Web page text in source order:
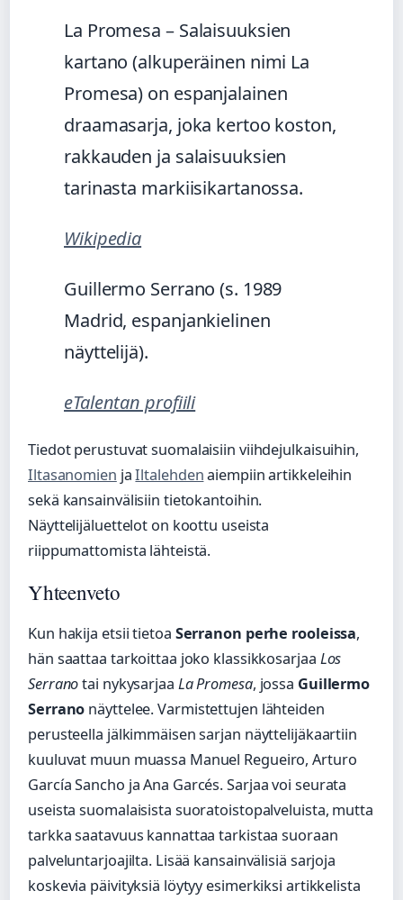
La Promesa – Salaisuuksien
kartano (alkuperäinen nimi La
Promesa) on espanjalainen
draamasarja, joka kertoo koston,
rakkauden ja salaisuuksien
tarinasta markiisikartanossa.
Wikipedia
Guillermo Serrano (s. 1989
Madrid, espanjankielinen
näyttelijä).
eTalentan profiili
Tiedot perustuvat suomalaisiin viihdejulkaisuihin,
Iltasanomien jaIltalehdenaiempiin artikkeleihin
sekä kansainvälisiin tietokantoihin.
Näyttelijäluettelot on koottu useista
riippumattomista lähteistä.
Yhteenveto
Kun hakija etsii tietoa Serranon perhe rooleissa,
hän saattaa tarkoittaa joko klassikkosarjaa Los
Serranotai nykysarjaa La Promesa, jossa Guillermo
Serrano näyttelee. Varmistettujen lähteiden
perusteella jälkimmäisen sarjan näyttelijäkaartiin
kuuluvat muun muassa Manuel Regueiro, Arturo
García Sancho ja Ana Garcés. Sarjaa voi seurata
useista suomalaisista suoratoistopalveluista, mutta
tarkka saatavuus kannattaa tarkistaa suoraan
palveluntarjoajilta. Lisää kansainvälisiä sarjoja
koskevia päivityksiä löytyy esimerkiksi artikkelista